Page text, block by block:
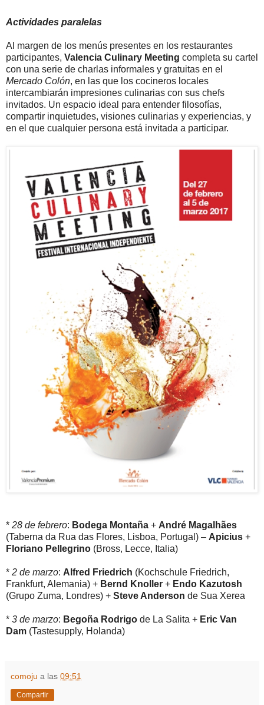
Actividades paralelas
Al margen de los menús presentes en los restaurantes
participantes, Valencia Culinary Meeting completa su cartel
con una serie de charlas informales y gratuitas en el
Mercado Colón, en las que los cocineros locales
intercambiarán impresiones culinarias con sus chefs
invitados. Un espacio ideal para entender filosofías,
compartir inquietudes, visiones culinarias y experiencias, y
en el que cualquier persona está invitada a participar.
* 28 de febrero: Bodega Montaña + André Magalhães
(Taberna da Rua das Flores, Lisboa, Portugal) – Apicius +
Floriano Pellegrino (Bross, Lecce, Italia)
* 2 de marzo: Alfred Friedrich (Kochschule Friedrich,
Frankfurt, Alemania) + Bernd Knoller + Endo Kazutosh
(Grupo Zuma, Londres) + Steve Anderson de Sua Xerea
* 3 de marzo: Begoña Rodrigo de La Salita + Eric Van
Dam (Tastesupply, Holanda)
comoju a las 09:51
Compartir